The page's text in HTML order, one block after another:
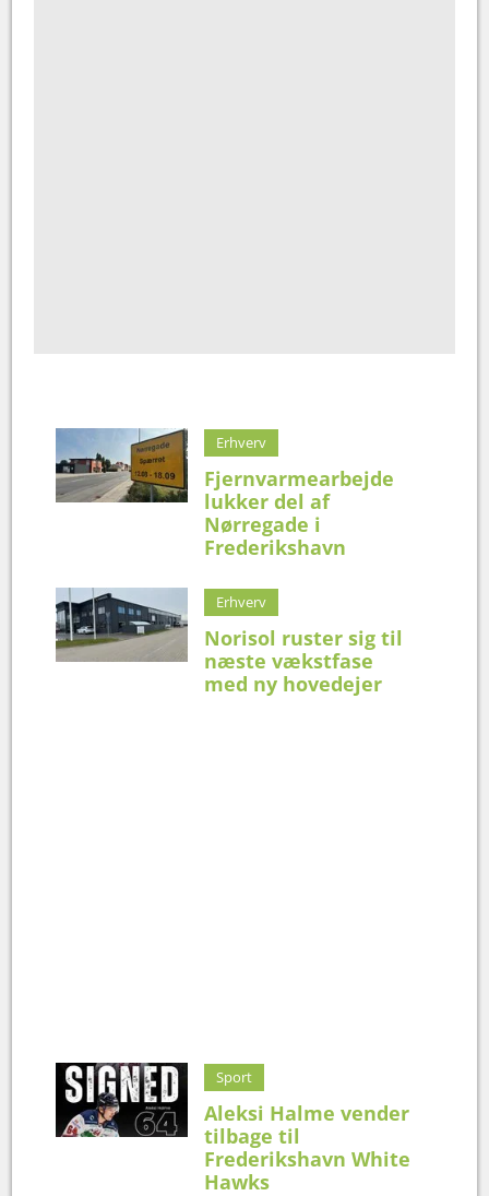
Erhverv
Fjernvarmearbejde
lukker del af
Nørregade i
Frederikshavn
Erhverv
Norisol ruster sig til
næste vækstfase
med ny hovedejer
Sport
Aleksi Halme vender
tilbage til
Frederikshavn White
Hawks